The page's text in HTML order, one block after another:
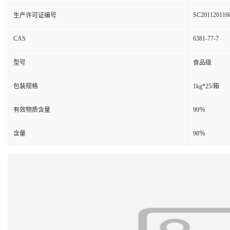
生产许可证编号
CAS 6381-77-7
型号 食品级
包装规格 1kg*25/箱
有效物质含量 99％
含量 98％